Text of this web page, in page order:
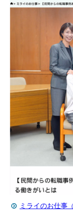
ミライのお仕事